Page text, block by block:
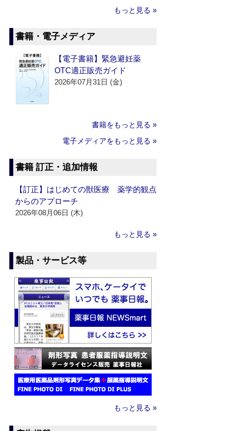
もっと見る »
書籍・電子メディア
【電子書籍】緊急避妊薬
OTC適正販売ガイド
2026年07月31日 (金)
書籍をもっと見る »
電子メディアをもっと見る »
書籍 訂正・追加情報
【訂正】はじめての獣医療 薬学的観点
からのアプローチ
2026年08月06日 (木)
もっと見る »
製品・サービス等
もっと見る »